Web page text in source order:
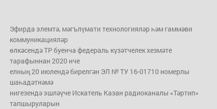
Эфирда элемтә, мәгълүмати технологияләр һәм гаммәви
коммуникацияләр
өлкәсендә ТР буенча федераль күзәтчелек хезмәте
тарафыннан 2020 нче
елның 20 июлендә бирелгән ЭЛ № ТУ 16-01710 номерлы
шаһадәтнәмә
нигезендә эшләүче Искатель Казан радиоканалы «Тәртип»
тапшыруларын